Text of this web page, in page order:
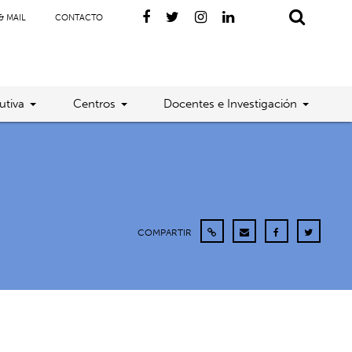
MAIL CONTACTO
Centros Docentes e Investigación
COMPARTIR